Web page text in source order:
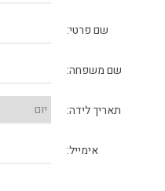
שם פרטי:
שם משפחה:
תאריך לידה:
אימייל: